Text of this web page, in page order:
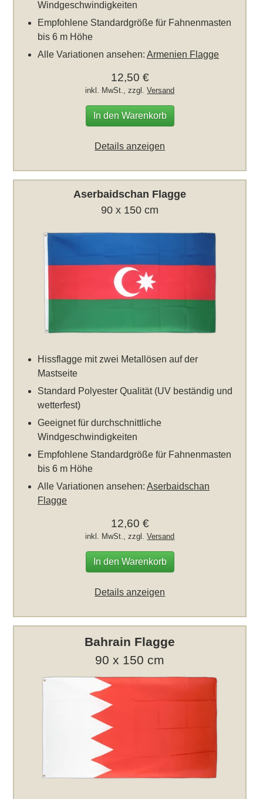
Windgeschwindigkeiten
Empfohlene Standardgröße für Fahnenmasten
bis 6 m Höhe
Alle Variationen ansehen:Armenien Flagge
12,50 €
inkl. MwSt., zzgl.Versand
In den Warenkorb
Details anzeigen
Aserbaidschan Flagge
90 x 150 cm
Hissflagge mit zwei Metallösen auf der
Mastseite
Standard Polyester Qualität (UV beständig und
wetterfest)
Geeignet für durchschnittliche
Windgeschwindigkeiten
Empfohlene Standardgröße für Fahnenmasten
bis 6 m Höhe
Alle Variationen ansehen:Aserbaidschan
Flagge
12,60 €
inkl. MwSt., zzgl.Versand
In den Warenkorb
Details anzeigen
Bahrain Flagge
90 x 150 cm